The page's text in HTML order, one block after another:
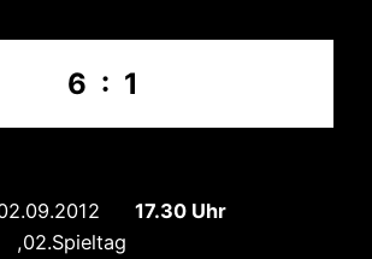
6 : 1
17.30 Uhr
,02.Spieltag